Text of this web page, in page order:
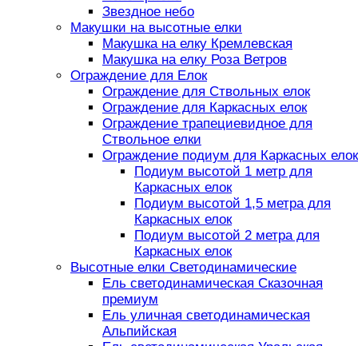
Звездное небо
Макушки на высотные елки
Макушка на елку Кремлевская
Макушка на елку Роза Ветров
Ограждение для Елок
Ограждение для Ствольных елок
Ограждение для Каркасных елок
Ограждение трапециевидное для
Ствольное елки
Ограждение подиум для Каркасных елок
Подиум высотой 1 метр для
Каркасных елок
Подиум высотой 1,5 метра для
Каркасных елок
Подиум высотой 2 метра для
Каркасных елок
Высотные елки Светодинамические
Ель светодинамическая Сказочная
премиум
Ель уличная светодинамическая
Альпийская